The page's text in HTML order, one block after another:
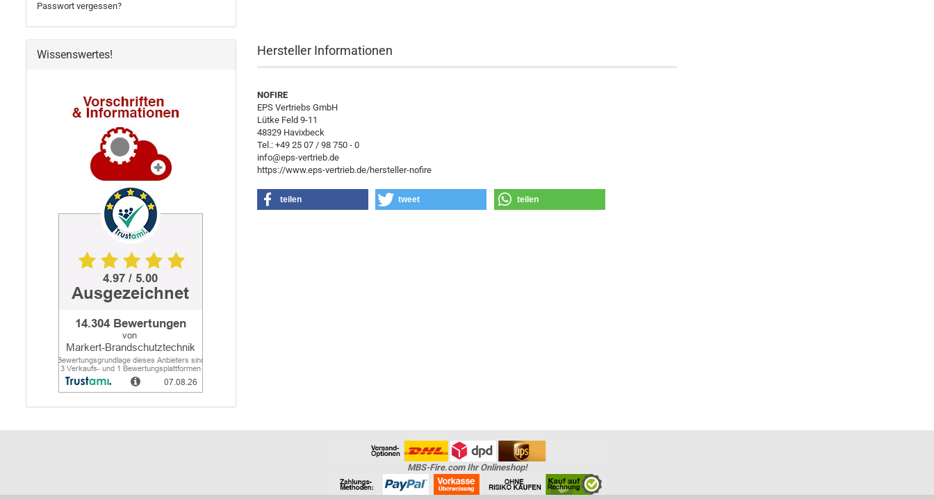
Hersteller Informationen
NOFIRE
EPS Vertriebs GmbH
Lütke Feld 9-11
48329 Havixbeck
Tel.: +49 25 07 / 98 750 - 0
info@eps-vertrieb.de
https://www.eps-vertrieb.de/hersteller-nofire
teilen tweet teilen
Passwort vergessen?
Wissenswertes!
MBS-Fire.com Ihr Onlineshop!